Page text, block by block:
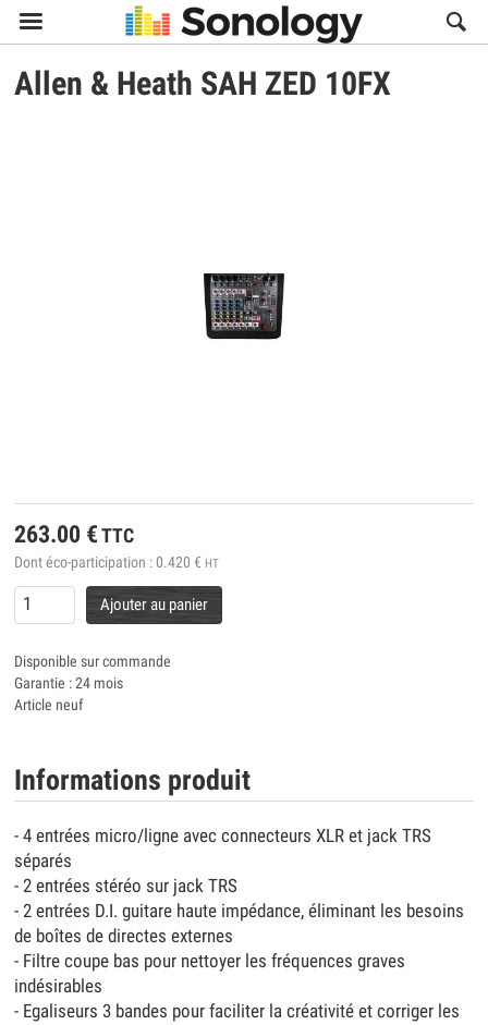

Allen & Heath SAH ZED 10FX
263.00 € TTC
Dont éco-participation :0.420 € HT
Ajouter au panier
Disponible sur commande
Garantie : 24 mois
Article neuf
Informations produit
- 4 entrées micro/ligne avec connecteurs XLR et jack TRS
séparés
- 2 entrées stéréo sur jack TRS
- 2 entrées D.I. guitare haute impédance, éliminant les besoins
de boîtes de directes externes
- Filtre coupe bas pour nettoyer les fréquences graves
indésirables
- Egaliseurs 3 bandes pour faciliter la créativité et corriger les